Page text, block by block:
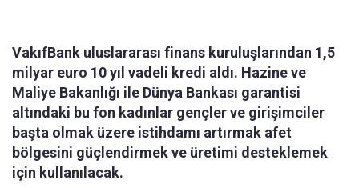
VakıfBank uluslararası finans kuruluşlarından 1,5
milyar euro 10 yıl vadeli kredi aldı. Hazine ve
Maliye Bakanlığı ile Dünya Bankası garantisi
altındaki bu fon kadınlar gençler ve girişimciler
başta olmak üzere istihdamı artırmak afet
bölgesini güçlendirmek ve üretimi desteklemek
için kullanılacak.